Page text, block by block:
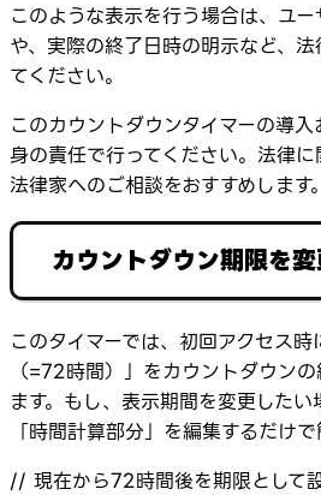
このような表示を行う場合は、ユ
や、実際の終了日時の明示など、
てください。
このカウントダウンタイマーの導
身の責任で行ってください。法律
法律家へのご相談をおすすめします。
カウントダウン期限を
このタイマーでは、初回アクセス
（=72時間）」をカウントダウン
ます。もし、表示期間を変更した
「時間計算部分」を編集するだけで
// 現在から72時間後を期限とし